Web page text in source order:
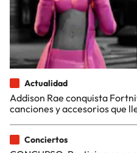
Actualidad
Addison Rae conquista
canciones y accesorios que
Conciertos